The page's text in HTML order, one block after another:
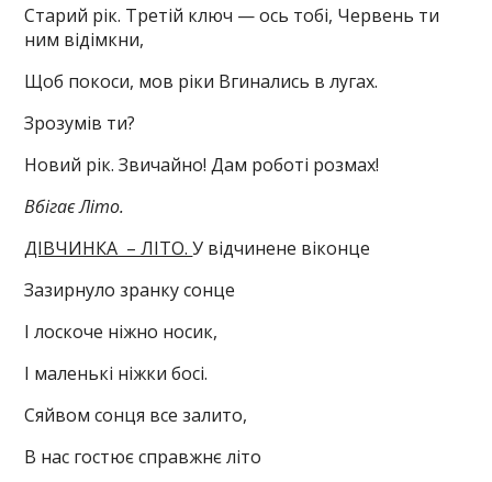
Старий рік. Третій ключ — ось тобі, Червень ти
ним відімкни,
Щоб покоси, мов ріки Вгинались в лугах.
Зрозумів ти?
Новий рік. Звичайно! Дам роботі розмах!
Вбігає Літо.
ДІВЧИНКА – ЛІТО.У відчинене віконце
Зазирнуло зранку сонце
І лоскоче ніжно носик,
І маленькі ніжки босі.
Сяйвом сонця все залито,
В нас гостює справжнє літо